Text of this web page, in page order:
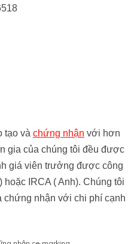
tạo và chứng nhận với hơn
gia của chúng tôi đều được
giá viên trưởng được công
hoặc IRCA ( Anh). Chúng tôi
chứng nhận với chi phí cạnh